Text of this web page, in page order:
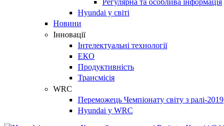
Регулярна та особлива інформація
Hyundai у світі
Новини
Інновації
Інтелектуальні технології
ЕКО
Продуктивність
Трансмісія
WRC
Переможець Чемпіонату світу з ралі-2019
Hyundai у WRC